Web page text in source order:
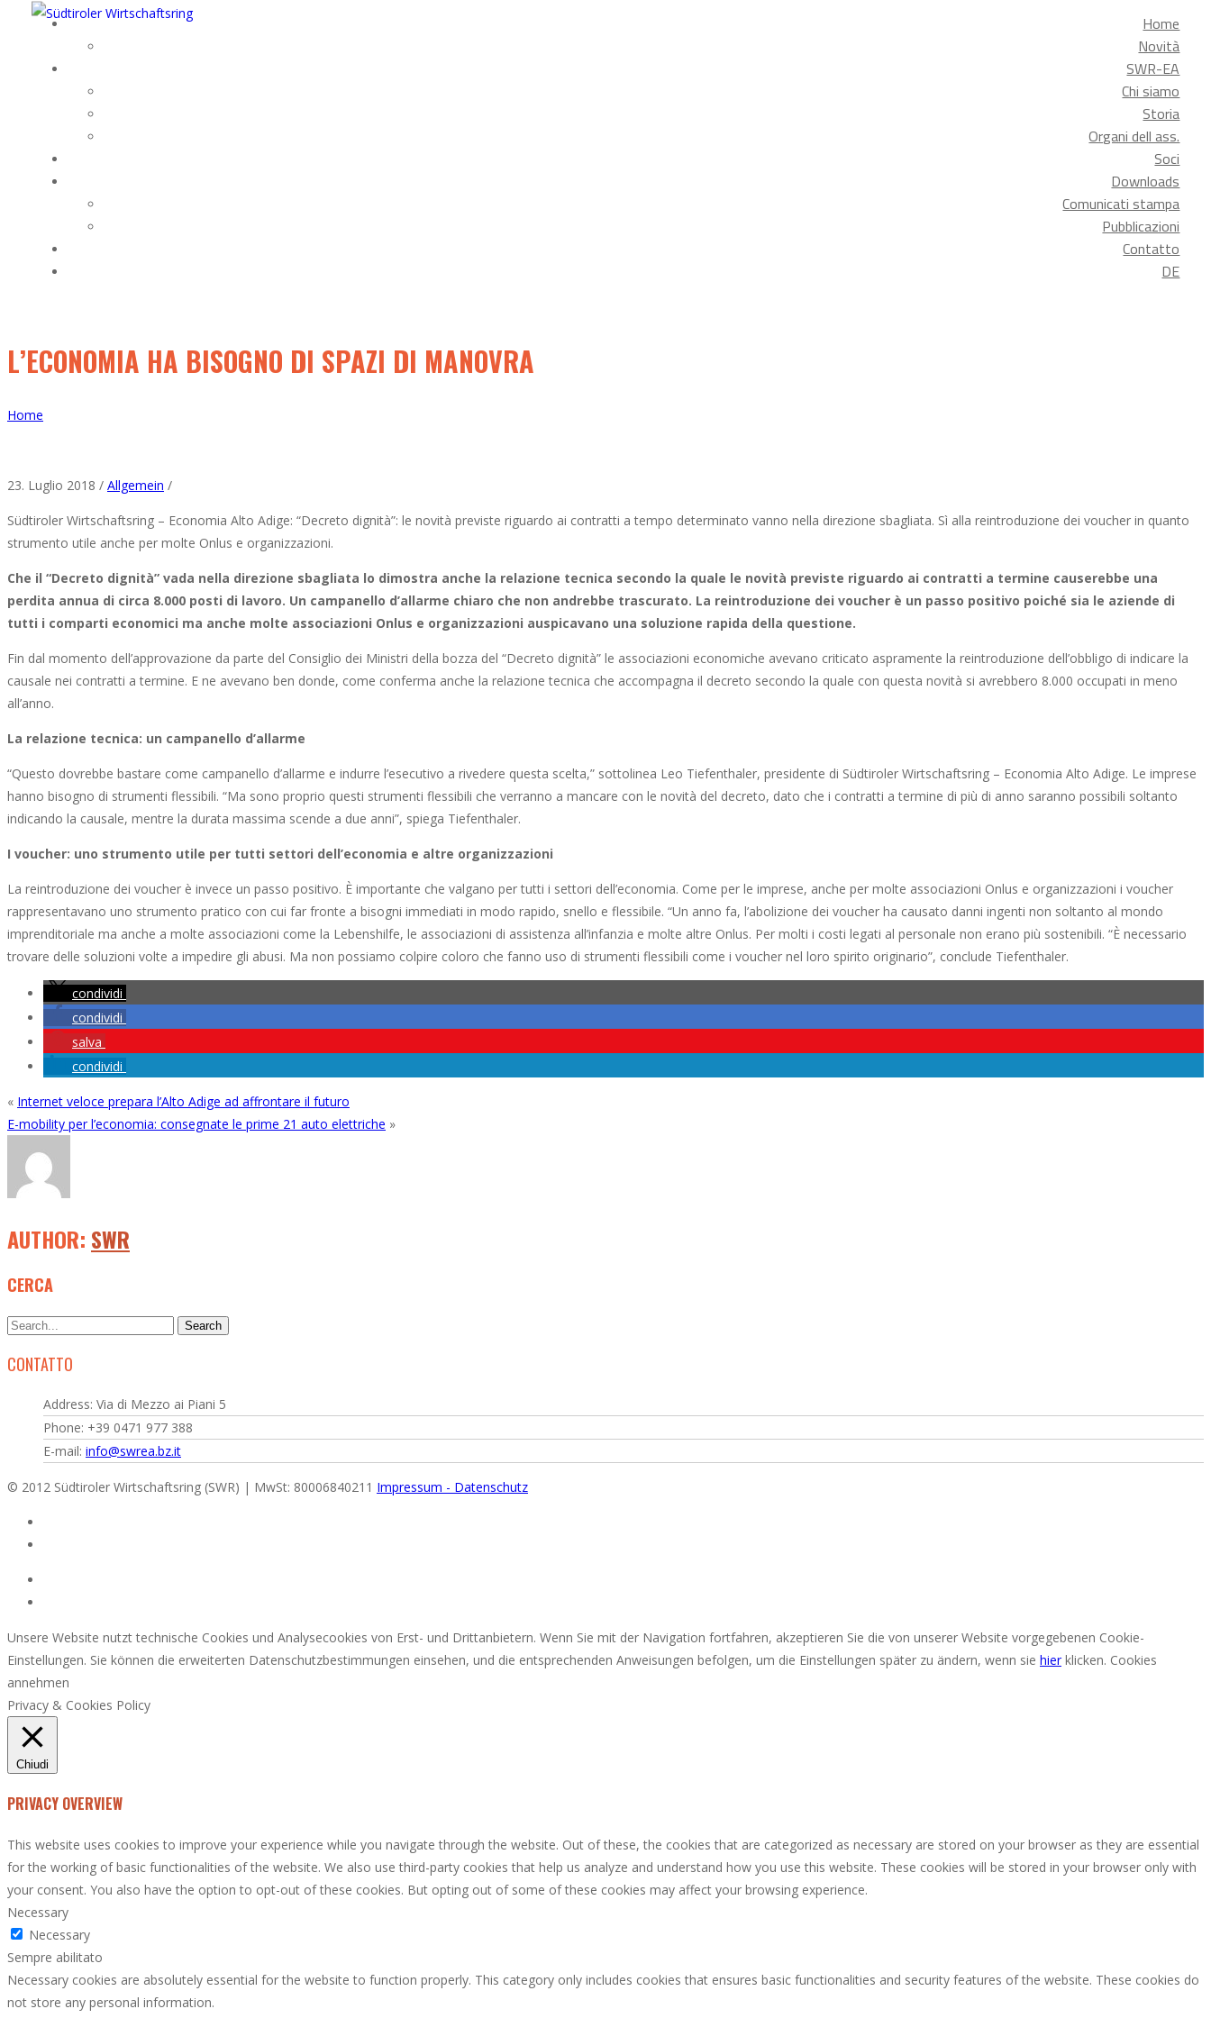
Home
Novità
SWR-EA
Chi siamo
Storia
Organi dell ass.
Soci
Downloads
Comunicati stampa
Pubblicazioni
Contatto
DE
L’ECONOMIA HA BISOGNO DI SPAZI DI MANOVRA
Home
23. Luglio 2018 / Allgemein /
Südtiroler Wirtschaftsring – Economia Alto Adige: “Decreto dignità”: le novità previste riguardo ai contratti a tempo determinato vanno nella direzione sbagliata. Sì alla reintroduzione dei voucher in quanto
strumento utile anche per molte Onlus e organizzazioni.
Che il “Decreto dignità” vada nella direzione sbagliata lo dimostra anche la relazione tecnica secondo la quale le novità previste riguardo ai contratti a termine causerebbe una
perdita annua di circa 8.000 posti di lavoro. Un campanello d’allarme chiaro che non andrebbe trascurato. La reintroduzione dei voucher è un passo positivo poiché sia le aziende di
tutti i comparti economici ma anche molte associazioni Onlus e organizzazioni auspicavano una soluzione rapida della questione.
Fin dal momento dell’approvazione da parte del Consiglio dei Ministri della bozza del “Decreto dignità” le associazioni economiche avevano criticato aspramente la reintroduzione dell’obbligo di indicare la
causale nei contratti a termine. E ne avevano ben donde, come conferma anche la relazione tecnica che accompagna il decreto secondo la quale con questa novità si avrebbero 8.000 occupati in meno
all’anno.
La relazione tecnica: un campanello d’allarme
“Questo dovrebbe bastare come campanello d’allarme e indurre l’esecutivo a rivedere questa scelta,” sottolinea Leo Tiefenthaler, presidente di Südtiroler Wirtschaftsring – Economia Alto Adige. Le imprese
hanno bisogno di strumenti flessibili. “Ma sono proprio questi strumenti flessibili che verranno a mancare con le novità del decreto, dato che i contratti a termine di più di anno saranno possibili soltanto
indicando la causale, mentre la durata massima scende a due anni”, spiega Tiefenthaler.
I voucher: uno strumento utile per tutti settori dell’economia e altre organizzazioni
La reintroduzione dei voucher è invece un passo positivo. È importante che valgano per tutti i settori dell’economia. Come per le imprese, anche per molte associazioni Onlus e organizzazioni i voucher
rappresentavano uno strumento pratico con cui far fronte a bisogni immediati in modo rapido, snello e flessibile. “Un anno fa, l’abolizione dei voucher ha causato danni ingenti non soltanto al mondo
imprenditoriale ma anche a molte associazioni come la Lebenshilfe, le associazioni di assistenza all’infanzia e molte altre Onlus. Per molti i costi legati al personale non erano più sostenibili. “È necessario
trovare delle soluzioni volte a impedire gli abusi. Ma non possiamo colpire coloro che fanno uso di strumenti flessibili come i voucher nel loro spirito originario”, conclude Tiefenthaler.
condividi
condividi
salva
condividi
« Internet veloce prepara l’Alto Adige ad affrontare il futuro
E-mobility per l’economia: consegnate le prime 21 auto elettriche »
AUTHOR: SWR
CERCA
CONTATTO
Address: Via di Mezzo ai Piani 5
Phone: +39 0471 977 388
E-mail: info@swrea.bz.it
© 2012 Südtiroler Wirtschaftsring (SWR) | MwSt: 80006840211 Impressum - Datenschutz
Unsere Website nutzt technische Cookies und Analysecookies von Erst- und Drittanbietern. Wenn Sie mit der Navigation fortfahren, akzeptieren Sie die von unserer Website vorgegebenen Cookie-
Einstellungen. Sie können die erweiterten Datenschutzbestimmungen einsehen, und die entsprechenden Anweisungen befolgen, um die Einstellungen später zu ändern, wenn sie hierklicken. Cookies
annehmen
Privacy & Cookies Policy
Chiudi
PRIVACY OVERVIEW
This website uses cookies to improve your experience while you navigate through the website. Out of these, the cookies that are categorized as necessary are stored on your browser as they are essential
for the working of basic functionalities of the website. We also use third-party cookies that help us analyze and understand how you use this website. These cookies will be stored in your browser only with
your consent. You also have the option to opt-out of these cookies. But opting out of some of these cookies may affect your browsing experience.
Necessary
Necessary
Sempre abilitato
Necessary cookies are absolutely essential for the website to function properly. This category only includes cookies that ensures basic functionalities and security features of the website. These cookies do
not store any personal information.